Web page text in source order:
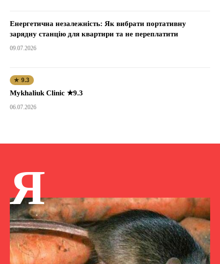
Енергетична незалежність: Як вибрати портативну
зарядну станцію для квартири та не переплатити
09.07.2026
★ 9.3
Mykhaliuk Clinic ★9.3
06.07.2026
Я